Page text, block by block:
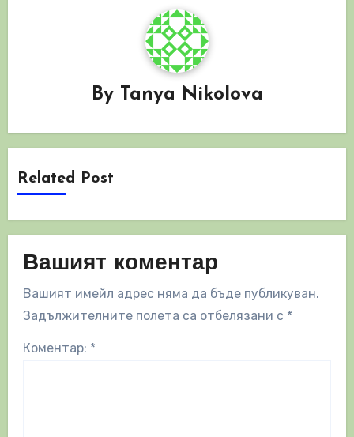
By Tanya Nikolova
Related Post
Вашият коментар
Вашият имейл адрес няма да бъде публикуван.
Задължителните полета са отбелязани с *
Коментар: *